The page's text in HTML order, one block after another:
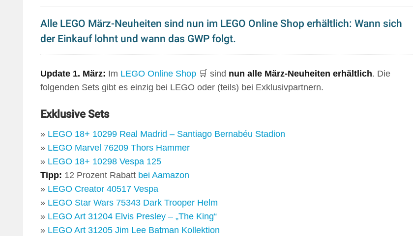
Alle LEGO März-Neuheiten sind nun im LEGO Online Shop erhältlich: Wann sich
der Einkauf lohnt und wann das GWP folgt.
Update 1. März: Im LEGO Online Shop 🛒 sind nun alle März-Neuheiten erhältlich. Die
folgenden Sets gibt es einzig bei LEGO oder (teils) bei Exklusivpartnern.
Exklusive Sets
» LEGO 18+ 10299 Real Madrid – Santiago Bernabéu Stadion
» LEGO Marvel 76209 Thors Hammer
» LEGO 18+ 10298 Vespa 125
Tipp: 12 Prozent Rabatt bei Aamazon
» LEGO Creator 40517 Vespa
» LEGO Star Wars 75343 Dark Trooper Helm
» LEGO Art 31204 Elvis Presley – „The King“
» LEGO Art 31205 Jim Lee Batman Kollektion